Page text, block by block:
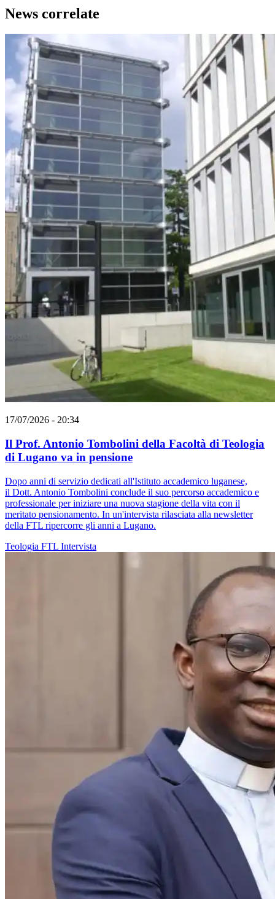
News correlate
17/07/2026 - 20:34
Il Prof. Antonio Tombolini della Facoltà di Teologia
di Lugano va in pensione
Dopo anni di servizio dedicati all'Istituto accademico luganese,
il Dott. Antonio Tombolini conclude il suo percorso accademico e
professionale per iniziare una nuova stagione della vita con il
meritato pensionamento. In un'intervista rilasciata alla newsletter
della FTL ripercorre gli anni a Lugano.
Teologia FTL Intervista